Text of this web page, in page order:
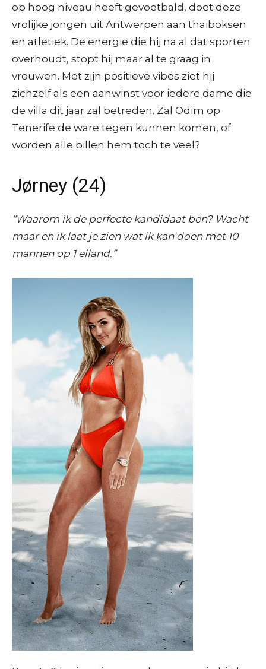
op hoog niveau heeft gevoetbald, doet deze
vrolijke jongen uit Antwerpen aan thaiboksen
en atletiek. De energie die hij na al dat sporten
overhoudt, stopt hij maar al te graag in
vrouwen. Met zijn positieve vibes ziet hij
zichzelf als een aanwinst voor iedere dame die
de villa dit jaar zal betreden. Zal Odim op
Tenerife de ware tegen kunnen komen, of
worden alle billen hem toch te veel?
Jørney (24)
“Waarom ik de perfecte kandidaat ben? Wacht
maar en ik laat je zien wat ik kan doen met 10
mannen op 1 eiland.”